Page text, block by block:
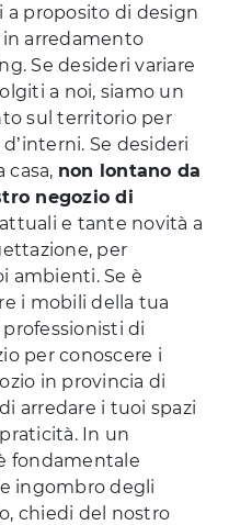
a proposito di design
arredamento
Se desideri variare
a noi, siamo un
sul territorio per
Se desideri
casa, non lontano da
negozio di
e tante novità a
per
ambienti. Se è
i mobili della tua
di
per conoscere i
in provincia di
arredare i tuoi spazi
In un
fondamentale
ingombro degli
chiedi del nostro